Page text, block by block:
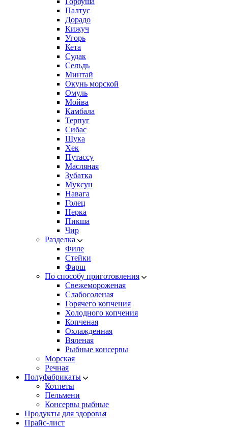
Палтус
Дорадо
Кижуч
Угорь
Кета
Судак
Сельдь
Минтай
Окунь морской
Омуль
Мойва
Камбала
Терпуг
Сибас
Щука
Хек
Путассу
Масляная
Зубатка
Муксун
Навага
Голец
Нерка
Пикша
Чир
Разделка
Филе
Стейки
Фарш
По способу приготовления
Свежемороженая
Cлабосоленая
Горячего копчения
Холодного копчения
Копченая
Охлажденная
Вяленая
Рыбные консервы
Морская
Речная
Полуфабрикаты
Котлеты
Пельмени
Консервы рыбные
Продукты для здоровья
Прайс-лист